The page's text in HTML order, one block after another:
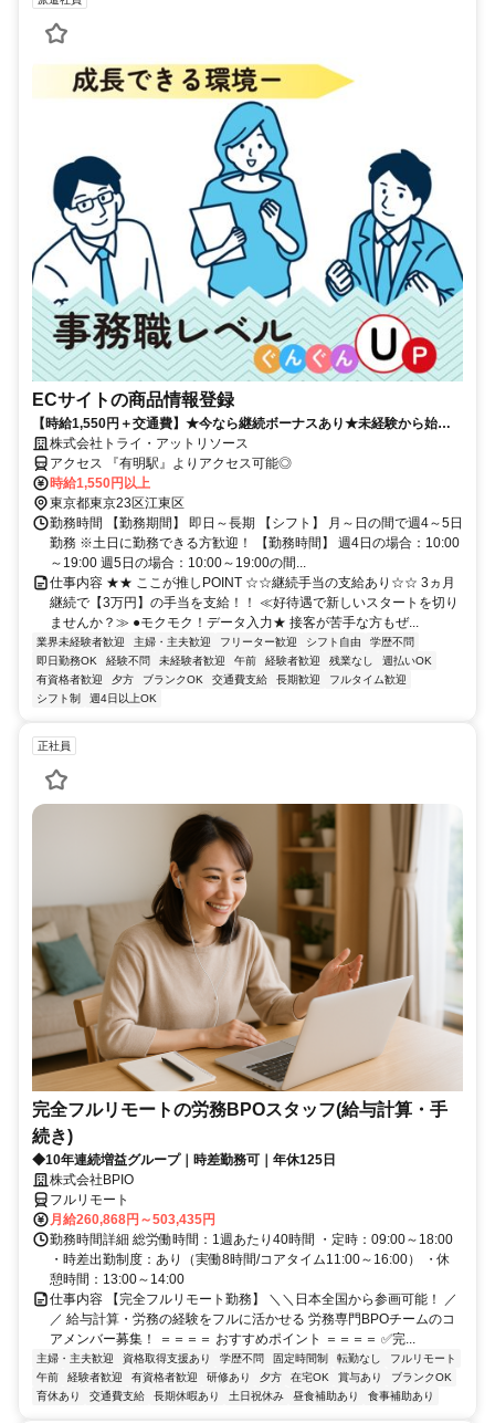
ECサイトの商品情報登録
【時給1,550円＋交通費】★今なら継続ボーナスあり★未経験から始め
るデータ入力！服装・髪色自由で自分らしく働こう♪接客ナシでモクモク
集中！
株式会社トライ・アットリソース
アクセス 『有明駅』よりアクセス可能◎
時給1,550円以上
東京都東京23区江東区
勤務時間 【勤務期間】 即日～長期 【シフト】 月～日の間で週4～5日
勤務 ※土日に勤務できる方歓迎！ 【勤務時間】 週4日の場合：10:00
～19:00 週5日の場合：10:00～19:00の間...
仕事内容 ★★ ここが推しPOINT ☆☆継続手当の支給あり☆☆ 3ヵ月
継続で【3万円】の手当を支給！！ ≪好待遇で新しいスタートを切り
ませんか？≫ ●モクモク！データ入力★ 接客が苦手な方もぜ...
業界未経験者歓迎 主婦・主夫歓迎 フリーター歓迎 シフト自由
学歴不問
即日勤務OK
経験不問 未経験者歓迎 午前 経験者歓迎 残業なし
週払いOK
有資格者歓迎
夕方 ブランクOK 交通費支給 長期歓迎
フルタイム歓迎
シフト制
週4日以上OK
正社員
完全フルリモートの労務BPOスタッフ(給与計算・手
続き)
◆10年連続増益グループ｜時差勤務可｜年休125日
株式会社BPIO
フルリモート
月給260,868円～503,435円
勤務時間詳細 総労働時間：1週あたり40時間 ・定時：09:00～18:00
・時差出勤制度：あり（実働8時間/コアタイム11:00～16:00） ・休
憩時間：13:00～14:00
仕事内容 【完全フルリモート勤務】 ＼＼日本全国から参画可能！ ／
／ 給与計算・労務の経験をフルに活かせる 労務専門BPOチームのコ
アメンバー募集！ ＝＝＝＝ おすすめポイント ＝＝＝＝ ✅完...
主婦・主夫歓迎 資格取得支援あり 学歴不問 固定時間制 転勤なし
フルリモート
午前
経験者歓迎 有資格者歓迎 研修あり 夕方 在宅OK 賞与あり
ブランクOK
育休あり
交通費支給 長期休暇あり 土日祝休み 昼食補助あり 食事補助あり